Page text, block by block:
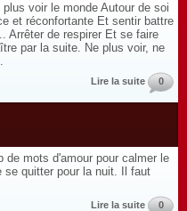
voir le monde Autour de soi
et réconfortante Et sentir battre
Arrêter de respirer Et se faire
par la suite. Ne plus voir, ne
Lire la suite 0
de mots d'amour pour calmer le
se quitter pour la nuit. Il faut
Lire la suite 0